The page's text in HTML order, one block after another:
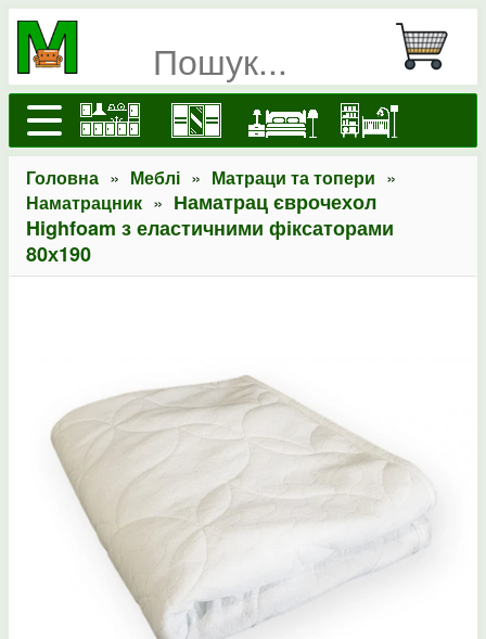
Головна » Меблі » Матраци та топери »
Наматрацник » Наматрац єврочехол
Highfoam з еластичними фіксаторами
80х190